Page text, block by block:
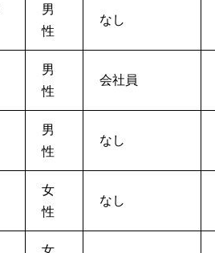
男
性
なし
男
性
会社員
男
性
なし
女
性
なし